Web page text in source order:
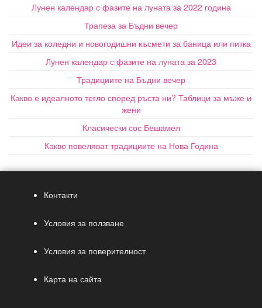
Лунен календар с фазите на луната за 2022 година
Трапеза за Бъдни вечер
Идеи за коледни и новогодишни късмети за баница или питка
Лунен календар с фазите на луната за 2023
Традициите на Бъдни вечер
Какво е идеалното тегло според ръста ни? Таблици за мъже и
жени
Класически сос Бешамел
Какво повеляват традициите на Нова Година
Контакти
Условия за ползване
Условия за поверителност
Карта на сайта